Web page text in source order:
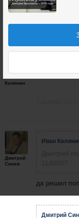
Калинин
Дмитрий
Синев
Иван
да решил
Дмитрий